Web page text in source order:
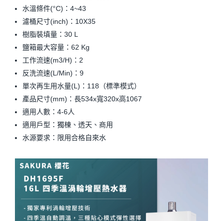
水溫條件(°C)：4~43
濾桶尺寸(inch)：10X35
樹脂裝填量：30 L
鹽箱最大容量：62 Kg
工作流速(m3/H)：2
反洗流速(L/Min)：9
單次再生用水量(L)：118（標準模式）
產品尺寸(mm)：長534x寬320x高1067
適用人數：4-6人
適用戶型：獨棟、透天、商用
水源要求：限用合格自來水